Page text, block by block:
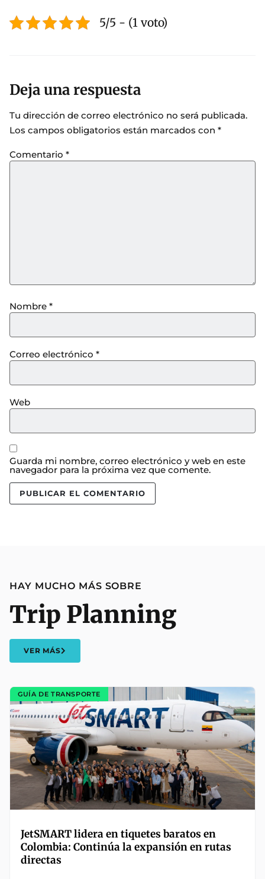
5/5 - (1 voto)
Deja una respuesta
Tu dirección de correo electrónico no será publicada.
Los campos obligatorios están marcados con *
Comentario *
Nombre *
Correo electrónico *
Web
Guarda mi nombre, correo electrónico y web en este
navegador para la próxima vez que comente.
HAY MUCHO MÁS SOBRE
Trip Planning
VER MÁS
GUÍA DE TRANSPORTE
JetSMART lidera en tiquetes baratos en
Colombia: Continúa la expansión en rutas
directas